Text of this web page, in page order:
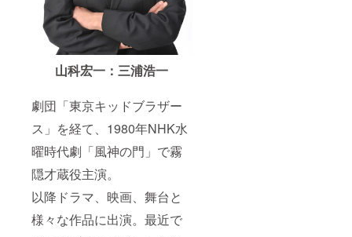
山科宏一：三浦浩一
劇団「東京キッドブラザー
ス」を経て、1980年NHK水
曜時代劇「風神の門」で霧
隠才蔵役主演。
以降ドラマ、映画、舞台と
様々な作品に出演。最近で